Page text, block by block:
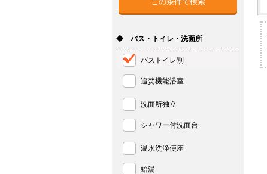
◆ バス・トイレ・洗面所
バストイレ別
追焚機能浴室
洗面所独立
シャワー付洗面台
温水洗浄便座
給湯